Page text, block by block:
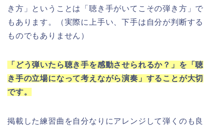
き方」ということは「聴き手がいてこその弾き方」で
もあります。（実際に上手い、下手は自分が判断する
ものでもありません）
「どう弾いたら聴き手を感動させられるか？」を「聴
き手の立場になって考えながら演奏」することが大切
です。
掲載した練習曲を自分なりにアレンジして弾くのも良